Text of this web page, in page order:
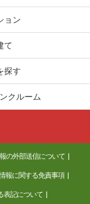
ョン
て
探す
クルーム
の外部送信について
報に関する免責事項
表記について